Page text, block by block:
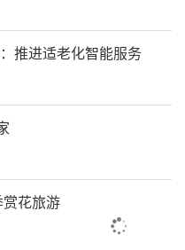
推进适老化智能服务
花旅游